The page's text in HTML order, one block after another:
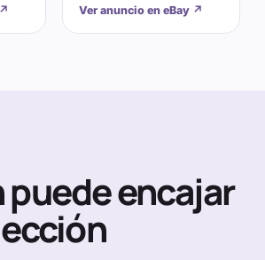
↗ Ver anuncio en eBay ↗
puede encajar